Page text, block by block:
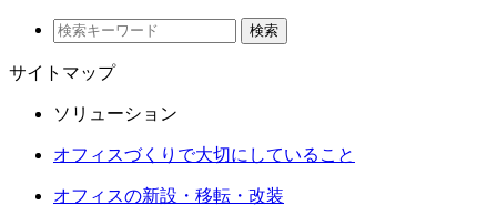
検索
サイトマップ
ソリューション
オフィスづくりで大切にしていること
オフィスの新設・移転・改装